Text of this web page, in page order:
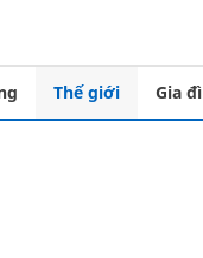
Thế giới Gia